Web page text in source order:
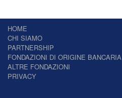
HOME
CHI SIAMO
PARTNERSHIP
FONDAZIONI DI ORIGINE BANCARIA
ALTRE FONDAZIONI
PRIVACY